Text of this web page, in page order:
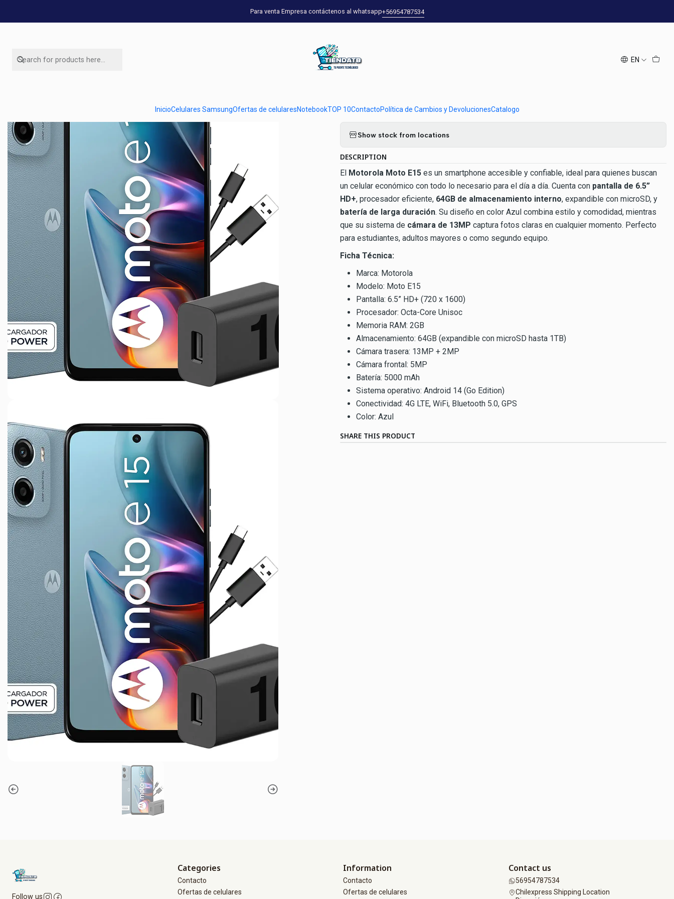
EN
InicioCelulares SamsungOfertas de celularesNotebookTOP 10ContactoPolítica de Cambios y DevolucionesCatalogo
Para venta Empresa contáctenos al whatsapp+56954787534
Motorola Motorola Moto E15 64GB 2GB RAM Azul – Smartphone Libre con Batería Duradera
Motorola Moto E15 64GB 2GB RAM Azul
– Smartphone Libre con Batería
Quantity
Add to Cart
Show stock from locations
DESCRIPTION
El Motorola Moto E15 es un smartphone accesible y confiable, ideal para quienes buscan
un celular económico con todo lo necesario para el día a día. Cuenta con pantalla de 6.5”
HD+, procesador eficiente, 64GB de almacenamiento interno, expandible con microSD, y
batería de larga duración. Su diseño en color Azul combina estilo y comodidad, mientras
que su sistema de cámara de 13MP captura fotos claras en cualquier momento. Perfecto
para estudiantes, adultos mayores o como segundo equipo.
Ficha Técnica:
Marca: Motorola
Modelo: Moto E15
Pantalla: 6.5” HD+ (720 x 1600)
Procesador: Octa-Core Unisoc
Memoria RAM: 2GB
Almacenamiento: 64GB (expandible con microSD hasta 1TB)
Cámara trasera: 13MP + 2MP
Cámara frontal: 5MP
Batería: 5000 mAh
Sistema operativo: Android 14 (Go Edition)
Conectividad: 4G LTE, WiFi, Bluetooth 5.0, GPS
Color: Azul
SHARE THIS PRODUCT
Follow us
Categories
Contacto
Ofertas de celulares
Information
Contacto
Ofertas de celulares
Contact us
56954787534
Chilexpress Shipping Location